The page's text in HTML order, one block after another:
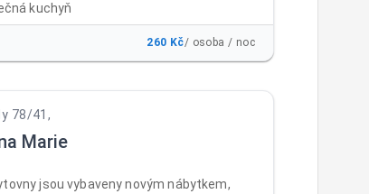
téměř v centru města Olomouc, a to
Holého, naproti prodejně Baumax
klidné ubytování ve 2-3lůžkových
kuchyň
260 Kč/ osoba / noc
78/41,
Marie
jsou vybaveny novým nábytkem,